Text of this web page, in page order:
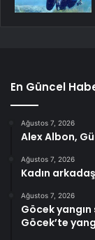
En Güncel
Ağustos 7, 2026
Alex Albon,
Ağustos 7, 2026
Kadın
Ağustos 7, 2026
Göcek
Göcek’te